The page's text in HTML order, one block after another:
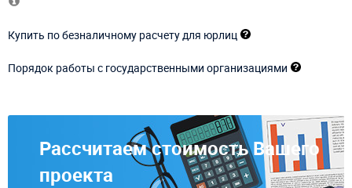
Купить по безналичному расчету для юрлиц
Порядок работы с государственными организациями
Рассчитаем стоимость Вашего
проекта